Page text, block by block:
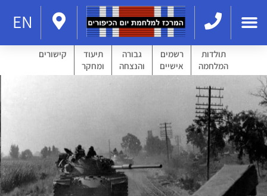
EN
תולדות
המלחמה
רשמים
אישיים
גבורה
והנצחה
תיעוד
ומחקר
קישורים